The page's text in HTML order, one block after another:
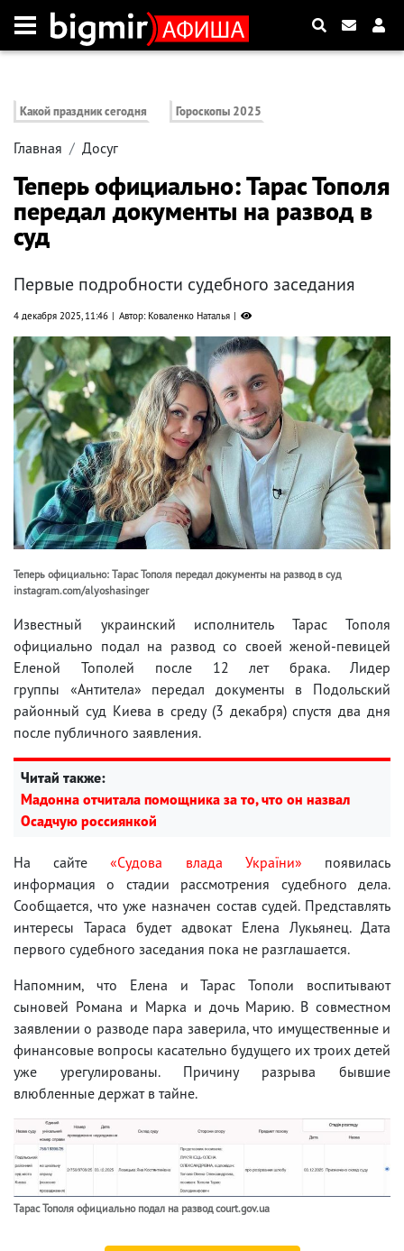
Какой праздник сегодня Гороскопы 2025
Главная Досуг
Теперь официально: Тарас Тополя
передал документы на развод в
суд
Первые подробности судебного заседания
4 декабря 2025, 11:46 Автор: Коваленко Наталья
Теперь официально: Тарас Тополя передал документы на развод в суд
instagram.com/alyoshasinger
Известный украинский исполнитель Тарас Тополя
официально подал на развод со своей женой-певицей
Еленой Тополей после 12 лет брака. Лидер
группы «Антитела» передал документы в Подольский
районный суд Киева в среду (3 декабря) спустя два дня
после публичного заявления.
Читай также:
Мадонна отчитала помощника за то, что он назвал
Осадчую россиянкой
На сайте«Судова влада України» появилась
информация о стадии рассмотрения судебного дела.
Сообщается, что уже назначен состав судей. Представлять
интересы Тараса будет адвокат Елена Лукьянец. Дата
первого судебного заседания пока не разглашается.
Напомним, что Елена и Тарас Тополи воспитывают
сыновей Романа и Марка и дочь Марию. В совместном
заявлении о разводе пара заверила, что имущественные и
финансовые вопросы касательно будущего их троих детей
уже урегулированы. Причину разрыва бывшие
влюбленные держат в тайне.
Тарас Тополя официально подал на развод court.gov.ua